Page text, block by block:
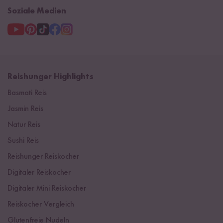
Soziale Medien
Reishunger Highlights
Basmati Reis
Jasmin Reis
Natur Reis
Sushi Reis
Reishunger Reiskocher
Digitaler Reiskocher
Digitaler Mini Reiskocher
Reiskocher Vergleich
Glutenfreie Nudeln